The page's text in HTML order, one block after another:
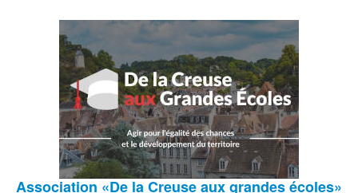
Association «De la Creuse aux grandes écoles»